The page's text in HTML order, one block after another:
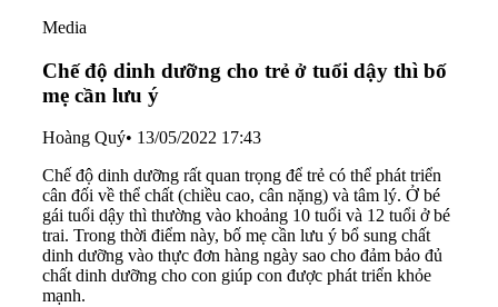
Media
Chế độ dinh dưỡng cho trẻ ở tuổi dậy thì bố
mẹ cần lưu ý
Hoàng Quý• 13/05/2022 17:43
Chế độ dinh dưỡng rất quan trọng để trẻ có thể phát triển
cân đối về thể chất (chiều cao, cân nặng) và tâm lý. Ở bé
gái tuổi dậy thì thường vào khoảng 10 tuổi và 12 tuổi ở bé
trai. Trong thời điểm này, bố mẹ cần lưu ý bổ sung chất
dinh dưỡng vào thực đơn hàng ngày sao cho đảm bảo đủ
chất dinh dưỡng cho con giúp con được phát triển khỏe
mạnh.